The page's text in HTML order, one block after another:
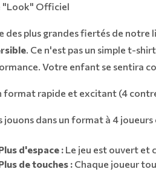
"Look" Officiel
des plus grandes fiertés de
. Ce n'est pas un simple t-
Votre enfant se sentira
format rapide et excitant (4
jouons dans un format à 4
d'espace : Le jeu est ouvert et
de touches : Chaque joueur